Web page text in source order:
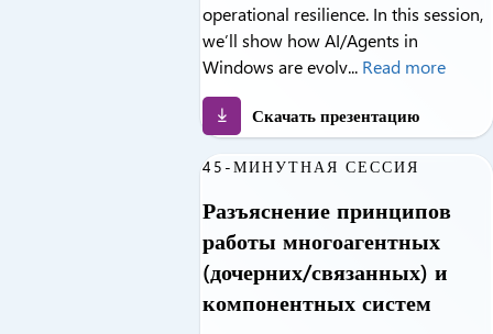
operational resilience. In this session,
we’ll show how AI/Agents in
Windows are evolv... Read more
Скачать презентацию
45-МИНУТНАЯ СЕССИЯ
Разъяснение принципов
работы многоагентных
(дочерних/связанных) и
компонентных систем